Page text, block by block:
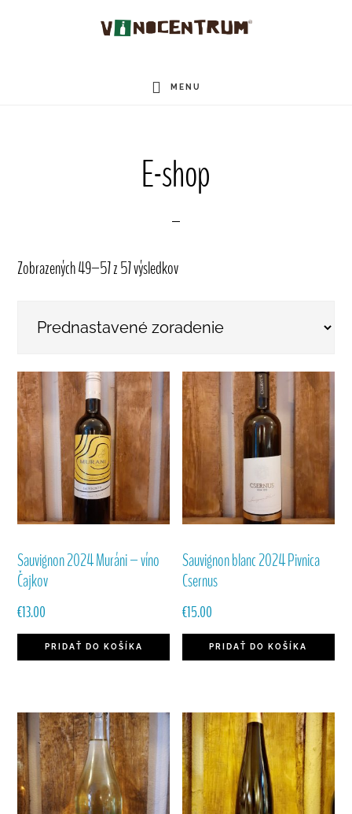
MENU
E-shop
Zobrazených 49–57 z 57 výsledkov
Sauvignon 2024 Muráni – víno
Čajkov
€13.00
PRIDAŤ DO KOŠÍKA
Sauvignon blanc 2024 Pivnica
Csernus
€15.00
PRIDAŤ DO KOŠÍKA